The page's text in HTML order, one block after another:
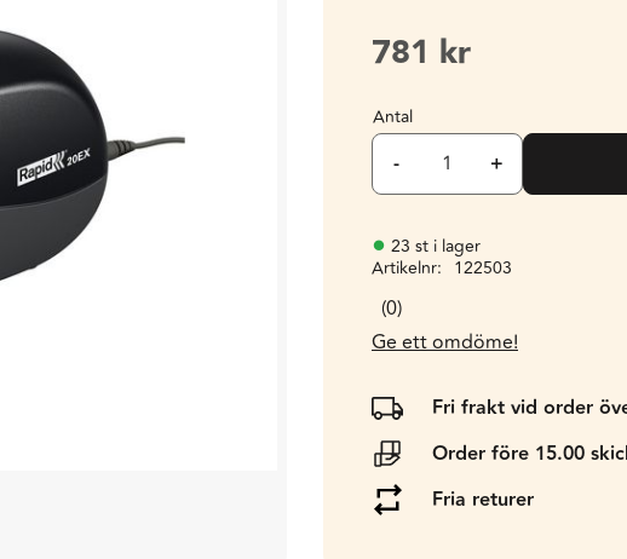
781 kr
Antal
+
-
23 st i lager
Artikelnr
122503
0
Ge ett omdöme!
Fri frakt vid order
Order före 15.00
Fria returer